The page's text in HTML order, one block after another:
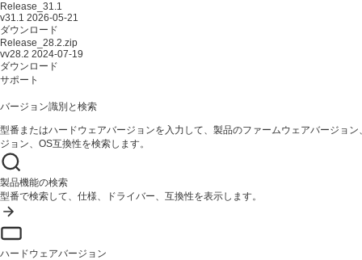
Release_31.1
v31.1 2026-05-21
ダウンロード
Release_28.2.zip
vv28.2 2024-07-19
ダウンロード
サポート
バージョン識別と検索
型番またはハードウェアバージョンを入力して、製品のファームウェアバージョ
ジョン、OS互換性を検索します。
製品機能の検索
型番で検索して、仕様、ドライバー、互換性を表示します。
ハードウェアバージョン